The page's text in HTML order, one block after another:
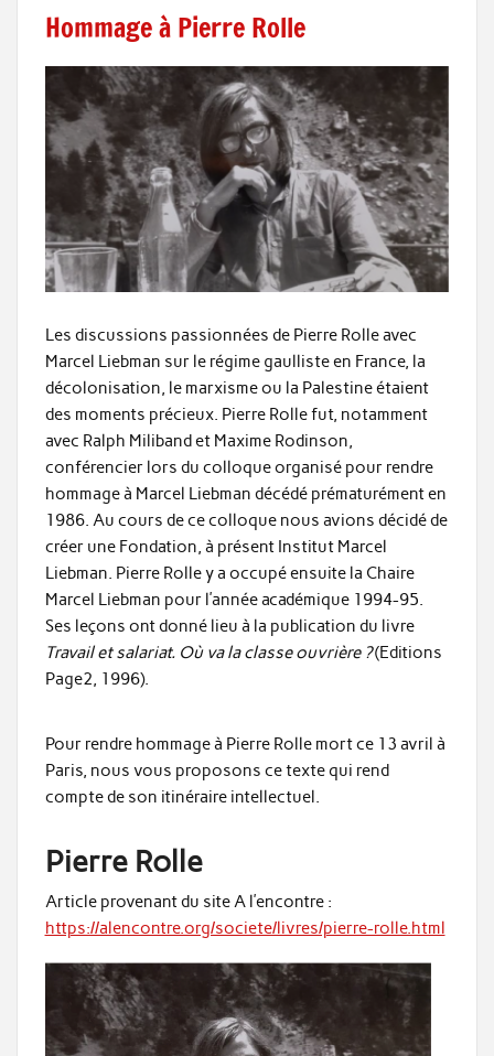
Hommage à Pierre Rolle
Les discussions passionnées de Pierre Rolle avec
Marcel Liebman sur le régime gaulliste en France, la
décolonisation, le marxisme ou la Palestine étaient
des moments précieux. Pierre Rolle fut, notamment
avec Ralph Miliband et Maxime Rodinson,
conférencier lors du colloque organisé pour rendre
hommage à Marcel Liebman décédé prématurément en
1986. Au cours de ce colloque nous avions décidé de
créer une Fondation, à présent Institut Marcel
Liebman. Pierre Rolle y a occupé ensuite la Chaire
Marcel Liebman pour l’année académique 1994-95.
Ses leçons ont donné lieu à la publication du livre
Travail et salariat. Où va la classe ouvrière ?(Editions
Page2, 1996).
Pour rendre hommage à Pierre Rolle mort ce 13 avril à
Paris, nous vous proposons ce texte qui rend
compte de son itinéraire intellectuel.
Pierre Rolle
Article provenant du site A l’encontre :
https://alencontre.org/societe/livres/pierre-rolle.html